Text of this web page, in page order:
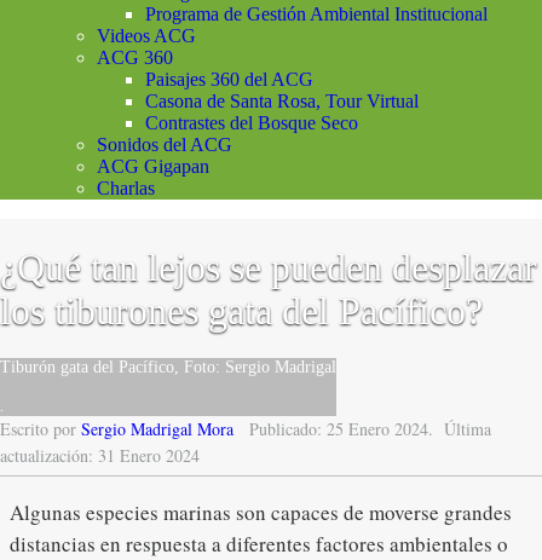
Programa de Gestión Ambiental Institucional
Videos ACG
ACG 360
Paisajes 360 del ACG
Casona de Santa Rosa, Tour Virtual
Contrastes del Bosque Seco
Sonidos del ACG
ACG Gigapan
Charlas
¿Qué tan lejos se pueden desplazar
los tiburones gata del Pacífico?
Tiburón gata del Pacífico, Foto: Sergio Madrigal
.
Escrito por Sergio Madrigal Mora Publicado: 25 Enero 2024. Última
actualización: 31 Enero 2024
Algunas especies marinas son capaces de moverse grandes
distancias en respuesta a diferentes factores ambientales o